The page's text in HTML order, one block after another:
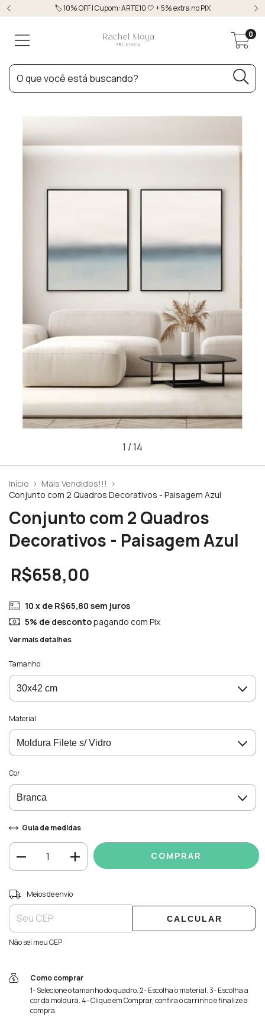
🏷️ 10% OFF | Cupom: ARTE10 🤍 + 5% extra no PIX
0
1 /14
Início > Mais Vendidos!!! >
Conjunto com 2 Quadros Decorativos - Paisagem Azul
Conjunto com 2 Quadros
Decorativos - Paisagem Azul
R$658,00
10 x de R$65,80 sem juros
5% de descontopagando com Pix
Ver mais detalhes
Tamanho
Material
Cor
Guia de medidas
Entregas para o CEP:
Meios de envio
CALCULAR
Não sei meu CEP
Como comprar
1- Selecione o tamanho do quadro. 2- Escolha o material. 3- Escolha a
cor da moldura. 4- Clique em Comprar, confira o carrinho e finalize a
compra.